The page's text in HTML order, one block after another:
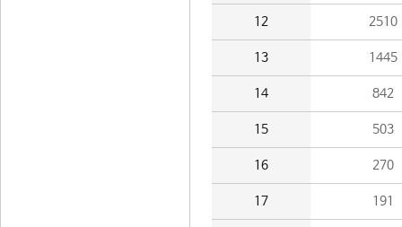
12 2510
13 1445
14 842
15 503
16 270
17 191